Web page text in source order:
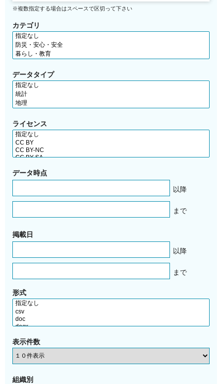
※複数指定する場合はスペースで区切って下さい
カテゴリ
データタイプ
ライセンス
データ時点
以降
まで
掲載日
以降
まで
形式
表示件数
組織別